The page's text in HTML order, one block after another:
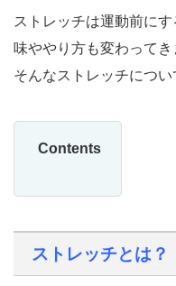
ストレッチは運動前に
味ややり方も変わってき
そんなストレッチについ
Contents
ストレッチとは？